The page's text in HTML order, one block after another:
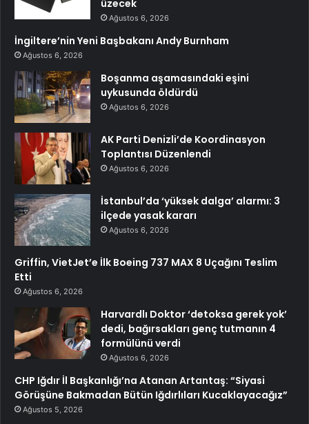
üzecek
Ağustos 6, 2026
İngiltere’nin Yeni Başbakanı Andy Burnham
Ağustos 6, 2026
Boşanma aşamasındaki eşini
uykusunda öldürdü
Ağustos 6, 2026
AK Parti Denizli’de Koordinasyon
Toplantısı Düzenlendi
Ağustos 6, 2026
İstanbul’da ‘yüksek dalga’ alarmı: 3
ilçede yasak kararı
Ağustos 6, 2026
Griffin, VietJet’e İlk Boeing 737 MAX 8 Uçağını Teslim
Etti
Ağustos 6, 2026
Harvardlı Doktor ‘detoksa gerek yok’
dedi, bağırsakları genç tutmanın 4
formülünü verdi
Ağustos 6, 2026
CHP Iğdır İl Başkanlığı’na Atanan Artantaş: “Siyasi
Görüşüne Bakmadan Bütün Iğdırlıları Kucaklayacağız”
Ağustos 5, 2026